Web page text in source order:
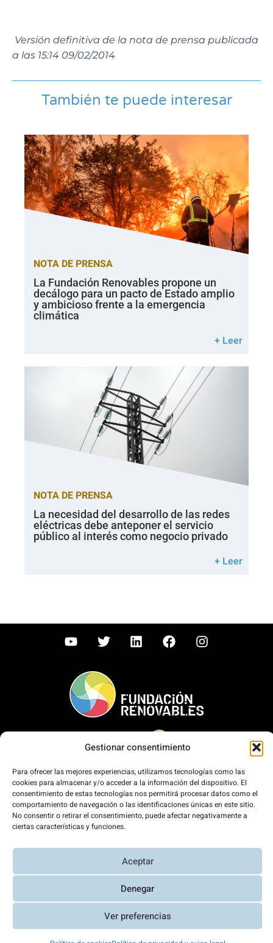
Gestionar consentimiento
Para ofrecer las mejores experiencias, utilizamos tecnologías como las
cookies para almacenar y/o acceder a la información del dispositivo. El
consentimiento de estas tecnologías nos permitirá procesar datos como el
comportamiento de navegación o las identificaciones únicas en este sitio.
No consentir o retirar el consentimiento, puede afectar negativamente a
ciertas características y funciones.
Aceptar
Denegar
Ver preferencias
Versión definitiva de la nota de prensa publicada
a las 15:14 09/02/2014
También te puede interesar
NOTA DE PRENSA
La Fundación Renovables propone un
decálogo para un pacto de Estado amplio
y ambicioso frente a la emergencia
climática
+ Leer
NOTA DE PRENSA
La necesidad del desarrollo de las redes
eléctricas debe anteponer el servicio
público al interés como negocio privado
+ Leer
Inicio
Qué hacemos
Comunicación
Únete